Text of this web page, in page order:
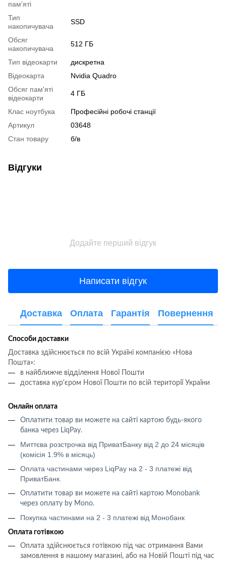
пам'яті
Тип
накопичувача
SSD
Обсяг
накопичувача
512 ГБ
Тип відеокарти
дискретна
Відеокарта
Nvidia Quadro
Обсяг пам'яті
відеокарти
4 ГБ
Клас ноутбука
Професійні робочі станції
Артикул
03648
Стан товару
б/в
Відгуки
Додайте перший відгук
Написати відгук
Доставка Оплата Гарантія Повернення
Способи доставки
Доставка здійснюється по всій Україні компанією «Нова
Пошта»:
в найближче відділення Нової Пошти
доставка кур'єром Нової Пошти по всій території України
Онлайн оплата
Оплатити товар ви можете на сайті картою будь-якого
банка через LiqPay.
Миттєва розстрочка від ПриватБанку від 2 до 24 місяців
(комісія 1.9% в місяць)
Оплата частинами через LiqPay на 2 - 3 платежі від
ПриватБанк.
Оплатити товар ви можете на сайті картою Monobank
через оплату by Mono.
Покупка частинами на 2 - 3 платежі від Монобанк
Оплата готівкою
Оплата здійснюється готівкою під час отримання Вами
замовлення в нашому магазині, або на Новій Пошті під час